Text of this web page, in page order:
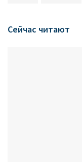
Сейчас читают